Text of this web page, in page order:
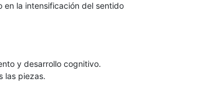
en la intensificación del sentido
y desarrollo cognitivo.
las piezas.